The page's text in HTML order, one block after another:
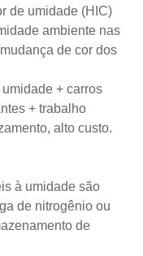
de umidade (HIC)
ambiente nas
de cor dos
+ carros
+ trabalho
alto custo.
à umidade são
de nitrogênio ou
de